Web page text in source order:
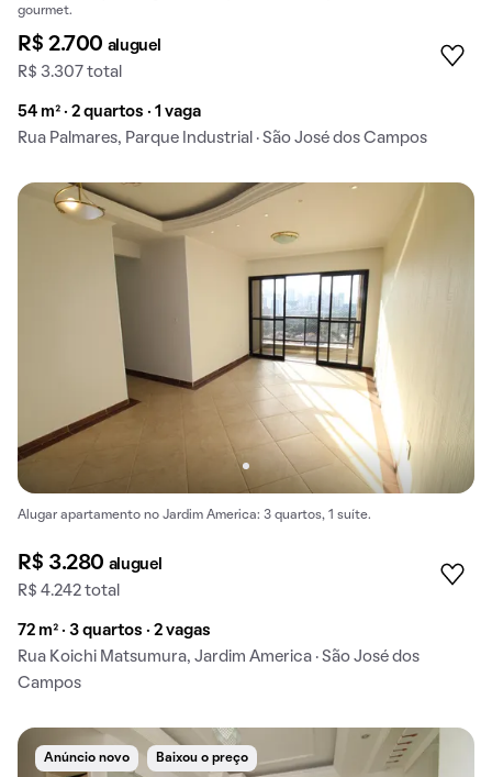
gourmet.
R$ 2.700 aluguel
R$ 3.307 total
54 m² · 2 quartos · 1 vaga
Rua Palmares, Parque Industrial · São José dos Campos
Alugar apartamento no Jardim America: 3 quartos, 1 suíte.
R$ 3.280 aluguel
R$ 4.242 total
72 m² · 3 quartos · 2 vagas
Rua Koichi Matsumura, Jardim America · São José dos
Campos
Anúncio novo Baixou o preço